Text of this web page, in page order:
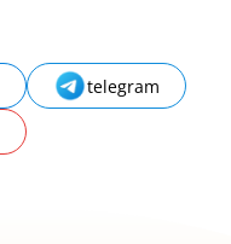
telegram